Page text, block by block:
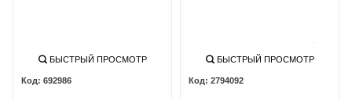
БЫСТРЫЙ ПРОСМОТР
692986
БЫСТРЫЙ ПРОСМОТР
2794092